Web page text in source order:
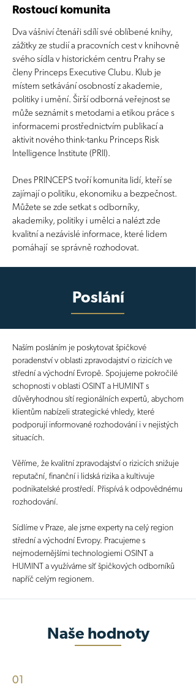
Rostoucí komunita
Dva vášniví čtenáři sdílí své oblíbené knihy,
zážitky ze studií a pracovních cest v knihovně
svého sídla v historickém centru Prahy se
členy Princeps Executive Clubu. Klub je
místem setkávání osobností z akademie,
politiky i umění. Širší odborná veřejnost se
může seznámit s metodami a etikou práce s
informacemi prostřednictvím publikací a
aktivit nového think-tanku Princeps Risk
Intelligence Institute (PRII).
Dnes PRINCEPS tvoří komunita lidí, kteří se
zajímají o politiku, ekonomiku a bezpečnost.
Můžete se zde setkat s odborníky,
akademiky, politiky i umělci a nalézt zde
kvalitní a nezávislé informace, které lidem
pomáhají se správně rozhodovat.
Poslání
Naším posláním je poskytovat špičkové
poradenství v oblasti zpravodajství o rizicích ve
střední a východní Evropě. Spojujeme pokročilé
schopnosti v oblasti OSINT a HUMINT s
důvěryhodnou sítí regionálních expertů, abychom
klientům nabízeli strategické vhledy, které
podporují informované rozhodování i v nejistých
situacích.
Věříme, že kvalitní zpravodajství o rizicích snižuje
reputační, finanční i lidská rizika a kultivuje
podnikatelské prostředí. Přispívá k odpovědnému
rozhodování.
Sídlíme v Praze, ale jsme experty na celý region
střední a východní Evropy. Pracujeme s
nejmodernějšími technologiemi OSINT a
HUMINT a využíváme síť špičkových odborníků
napříč celým regionem.
Naše hodnoty
01